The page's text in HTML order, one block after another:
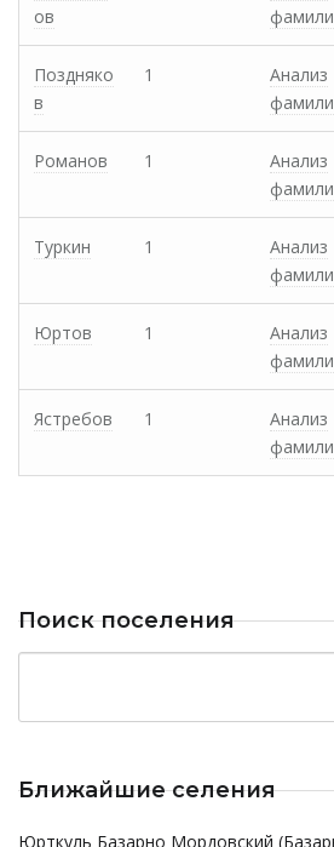
ов
Поздняко
в
1
Анализ
Романов 1
Анализ
Туркин 1
Анализ
Юртов 1
Анализ
Ястребов 1
Анализ
Поиск поселения
Ближайшие селения
Юрткуль Базарно Мордовский